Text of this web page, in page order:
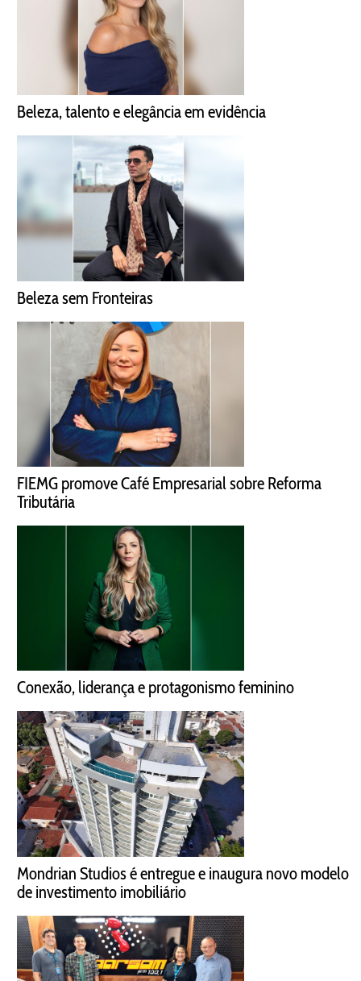
Beleza, talento e elegância em evidência
Beleza sem Fronteiras
FIEMG promove Café Empresarial sobre Reforma
Tributária
Conexão, liderança e protagonismo feminino
Mondrian Studios é entregue e inaugura novo modelo
de investimento imobiliário